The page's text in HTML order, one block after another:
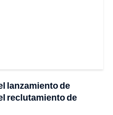
lanzamiento de
reclutamiento de